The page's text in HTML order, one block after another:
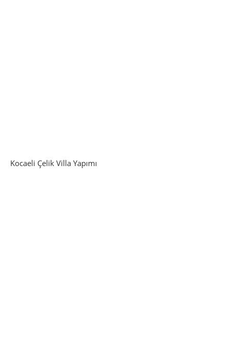
Kocaeli Çelik Villa Yapımı